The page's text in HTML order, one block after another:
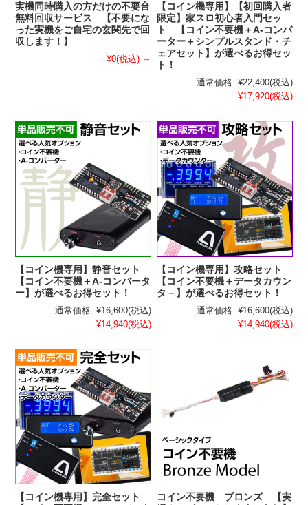
実機同時購入の方だけの不要台
無料回収サービス 【不要にな
った実機をご自宅の玄関先で回
収します！】
¥0(税込) ～
【コイン機専用】【初回購入者
限定】家スロ初心者入門セッ
ト 【コイン不要機＋A-コンバ
ーター＋シンプルスタンド・チ
ェアセット】が選べるお得セッ
ト！
通常価格: ¥22,400(税込)
¥17,920(税込)
【コイン機専用】静音セット
【コイン不要機＋A-コンバータ
ー】が選べるお得セット！
通常価格: ¥16,600(税込)
¥14,940(税込)
【コイン機専用】攻略セット
【コイン不要機＋データカウン
タ－】が選べるお得セット！
通常価格: ¥16,600(税込)
¥14,940(税込)
【コイン機専用】完全セット
コイン不要機 ブロンズ 【実